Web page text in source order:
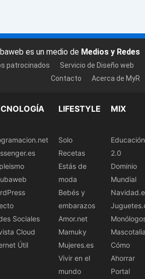
es un medio de Medios y Redes
patrocinados
Servicio de Diseño web
Contacto
Acerca de MyR
Sociales
Cloud
Útil
LIFESTYLE
Solo
Recetas
Estás de
moda
Bebés y
embarazos
Amor.net
Mamuky
Mujeres.es
Vivir en el
mundo
MIX
Educación
2.0
Dominio
Mundial
Cómo
Ahorrar
Portal